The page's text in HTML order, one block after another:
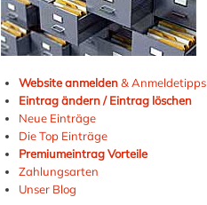
Website anmelden& Anmeldetipps
Eintrag ändern / Eintrag löschen
Neue Einträge
Die Top Einträge
Premiumeintrag Vorteile
Zahlungsarten
Unser Blog